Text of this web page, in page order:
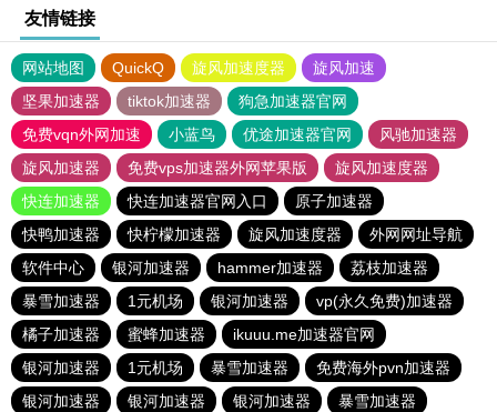
友情链接
网站地图 QuickQ 旋风加速度器
旋风加速
坚果加速器
tiktok加速器
狗急加速器官网
免费vqn外网加速
小蓝鸟 优途加速器官网
风驰加速器
旋风加速器
免费vps加速器外网苹果版
旋风加速度器
快连加速器
快连加速器官网入口
原子加速器
快鸭加速器
快柠檬加速器 旋风加速度器
外网网址导航
软件中心
银河加速器 hammer加速器
荔枝加速器
暴雪加速器
1元机场 银河加速器
vp(永久免费)加速器
橘子加速器
蜜蜂加速器
ikuuu.me加速器官网
银河加速器
1元机场 暴雪加速器
免费海外pvn加速器
银河加速器
银河加速器 银河加速器 暴雪加速器